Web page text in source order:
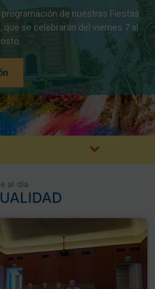
de nuestras Fiestas
que se celebrarán del viernes 7 al
al día